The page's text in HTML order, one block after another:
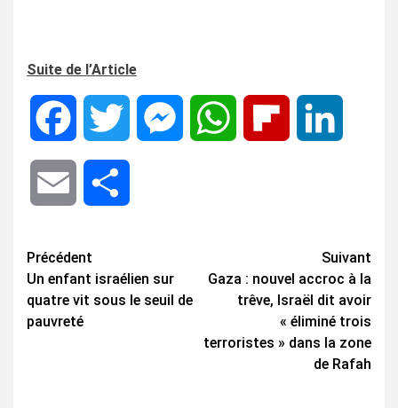
Suite de l’Article
Facebook Twitter MessengerWhatsApp Flipboard
Email
Navigation
d’article
Précédent
Un enfant israélien sur
quatre vit sous le seuil de
pauvreté
Suivant
Gaza : nouvel accroc à la
trêve, Israël dit avoir
« éliminé trois
terroristes » dans la zone
de Rafah